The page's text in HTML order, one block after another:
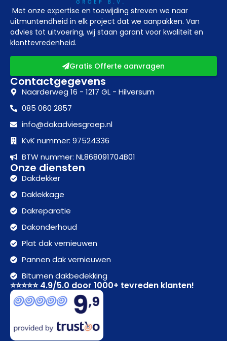
Met onze expertise en toewijding streven we naar
uitmuntendheid in elk project dat we aanpakken. Van
advies tot uitvoering, wij staan garant voor kwaliteit en
klanttevredenheid.
Gratis Offerte aanvragen
Contactgegevens
Naarderweg 16 - 1217 GL - Hilversum
085 060 2857
info@dakadviesgroep.nl
KvK nummer: 97524336
BTW nummer: NL868091704B01
Onze diensten
Dakdekker
Daklekkage
Dakreparatie
Dakonderhoud
Plat dak vernieuwen
Pannen dak vernieuwen
Bitumen dakbedekking
⭐⭐⭐⭐⭐ 4.9/5.0 door 1000+ tevreden klanten!